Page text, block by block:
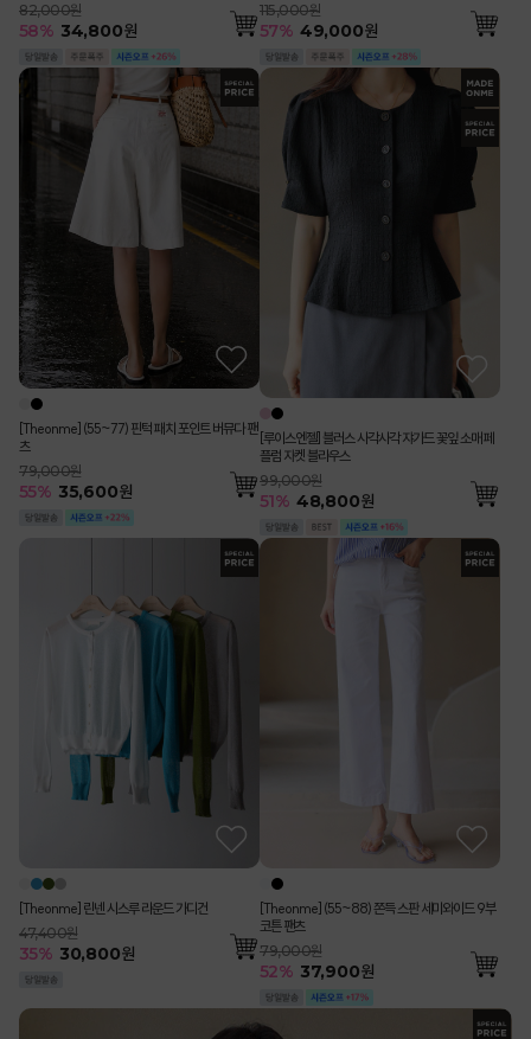
82,000원
58% 34,800원
115,000원
57% 49,000원
[Theonme] (55~77) 핀턱 패치 포인트 버뮤다 팬
츠
79,000원
55% 35,600원
[루이스엔젤] 블러스 사각사각 쟈가드 꽃잎 소매 페
플럼 자켓 블라우스
99,000원
51% 48,800원
[Theonme] 린넨 시스루 라운드 가디건
47,400원
35% 30,800원
[Theonme] (55~88) 쫀득 스판 세미와이드 9부
코튼 팬츠
79,000원
52% 37,900원